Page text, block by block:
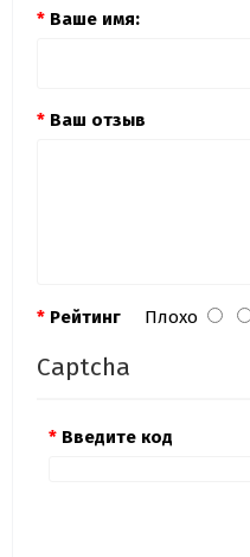
Ваше имя:
Ваш отзыв
Рейтинг Плохо
Captcha
Введите код